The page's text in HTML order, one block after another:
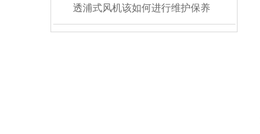
透浦式风机该如何进行维护保养